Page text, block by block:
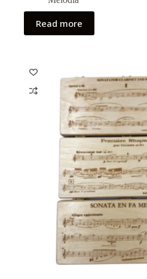
Read more